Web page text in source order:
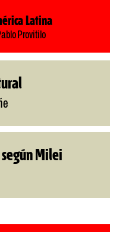
Latina
Provitilo
Milei